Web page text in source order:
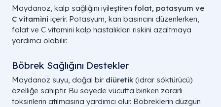
Maydanoz, kalp sağlığını iyileştiren folat, potasyum ve
C vitamini içerir. Potasyum, kan basıncını düzenlerken,
folat ve C vitamini kalp hastalıkları riskini azaltmaya
yardımcı olabilir.
Böbrek Sağlığını Destekler
Maydanoz suyu, doğal bir diüretik (idrar söktürücü)
özelliğe sahiptir. Bu sayede vücutta biriken zararlı
toksinlerin atılmasına yardımcı olur. Böbreklerin düzgün